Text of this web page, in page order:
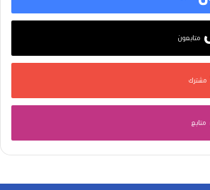
متابعون
مشترك
متابع